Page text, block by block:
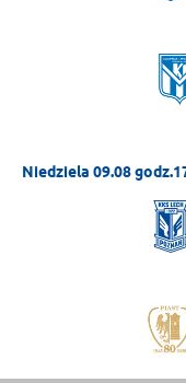
Niedziela 09.08